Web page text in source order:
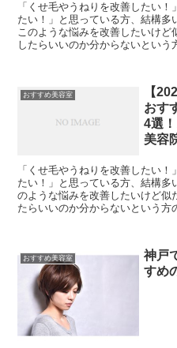
「くせ毛やうねりを改善したい
たい！」と思っている方、結構多
このような悩みを改善したいけど
したらいいのか分からないという
おすすめ美容室
【
おす
4選
美容
「くせ毛やうねりを改善したい
たい！」と思っている方、結構多
のような悩みを改善したいけど似
たらいいのか分からないという方
おすすめ美容室
神戸
すめ